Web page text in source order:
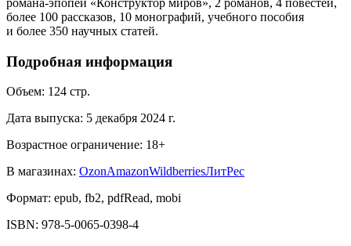
романа-эпопеи «Конструктор миров», 2 романов, 4 повестей,
более 100 рассказов, 10 монографий, учебного пособия
и более 350 научных статей.
Подробная информация
Объем: 124 стр.
Дата выпуска: 5 декабря 2024 г.
Возрастное ограничение: 18+
В магазинах: OzonAmazonWildberriesЛитРес
Формат: epub, fb2, pdfRead, mobi
ISBN: 978-5-0065-0398-4